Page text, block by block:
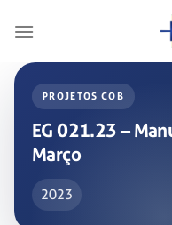
PROJETOS COB
EG 021.23 –
Março
2023